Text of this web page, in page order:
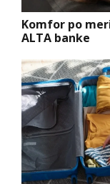
Komfor po
ALTA banke